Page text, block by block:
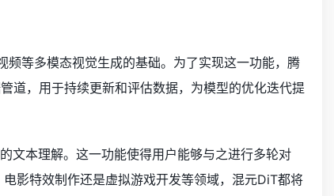
等多模态视觉生成的基础。为了实现这一功能，腾
道，用于持续更新和评估数据，为模型的优化迭代提
文本理解。这一功能使得用户能够与之进行多轮对
影特效制作还是虚拟游戏开发等领域，混元DiT都将